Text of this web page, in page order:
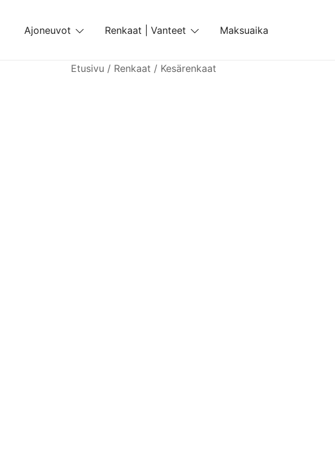
content
Ajoneuvot Renkaat | Vanteet Maksuaika
Etusivu / Renkaat / Kesärenkaat